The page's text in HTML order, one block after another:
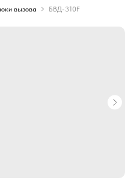
вызова БВД-310F